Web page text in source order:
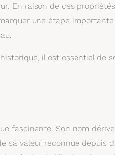
En raison de ces
une étape
il est essentiel de
fascinante. Son nom
sa valeur reconnue depuis